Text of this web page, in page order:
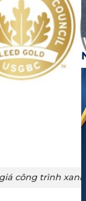
công trình xanh